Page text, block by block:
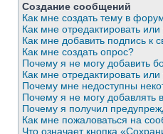
Создание сообщений
Как мне создать тему в
Как мне отредактировать
Как мне добавить подпись к
Как мне создать опрос?
Почему я не могу добавить
Как мне отредактировать
Почему мне недоступны
Почему я не могу добавлять
Почему я получил
Как мне пожаловаться на
Что означает кнопка